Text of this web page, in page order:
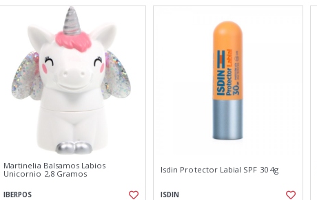
Martinelia Balsamos Labios
Unicornio 2,8 Gramos
IBERPOS
Isdin Protector Labial SPF 30 4g
ISDIN